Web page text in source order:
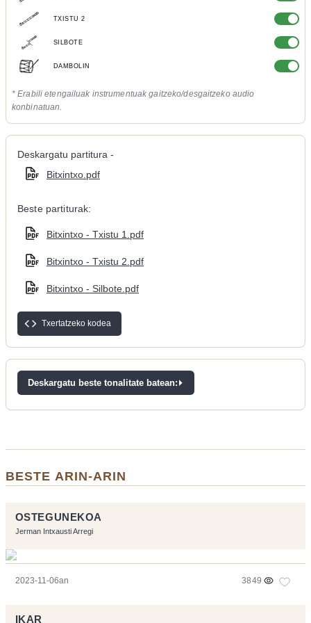
TXISTU 2
SILBOTE
DAMBOLIN
* Erabili etengailuak instrumentuak gaitzeko/desgaitzeko audio
konbinatuan.
Deskargatu partitura -
Bitxintxo.pdf
Beste partiturak:
Bitxintxo - Txistu 1.pdf
Bitxintxo - Txistu 2.pdf
Bitxintxo - Silbote.pdf
Txertatzeko kodea
Deskargatu beste tonalitate batean:
BESTE ARIN-ARIN
OSTEGUNEKOA
Jerman Intxausti Arregi
2023-11-06an 3849
IKAR